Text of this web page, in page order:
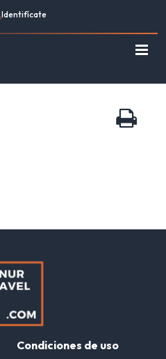
Identifícate
Inicio
Condiciones de uso